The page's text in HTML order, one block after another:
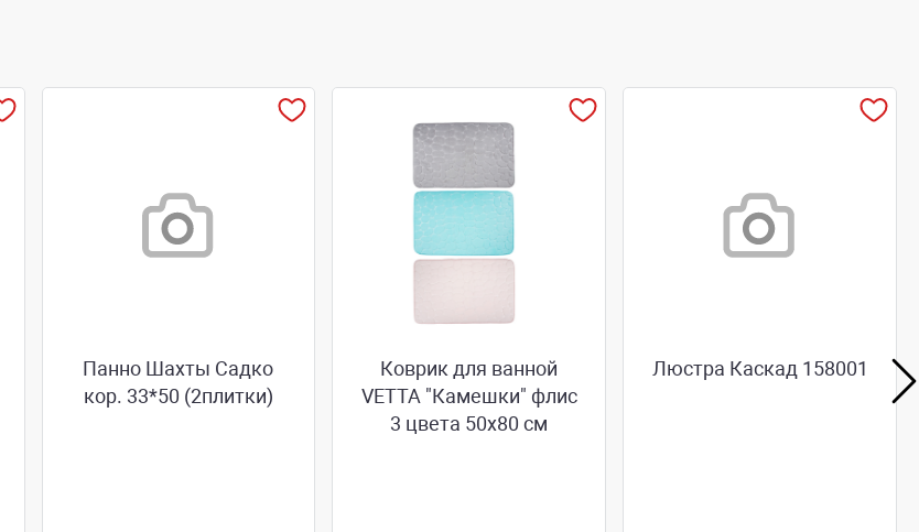
Панно Шахты Садко
кор. 33*50 (2плитки)
Коврик для ванной
VETTA "Камешки" флис
3 цвета 50x80 см
Люстра Каскад 158001